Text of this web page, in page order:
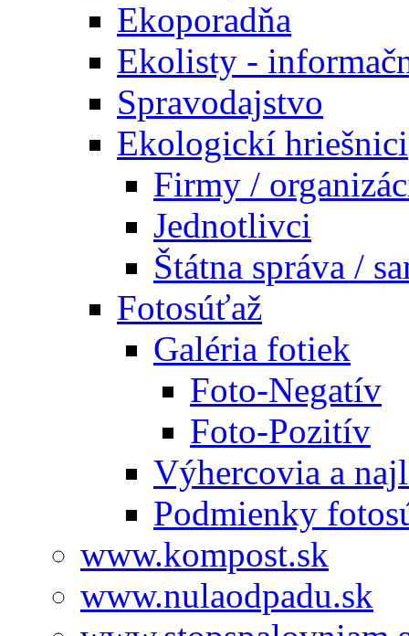
Ekoporadňa
Ekolisty -
Spravodajstvo
Ekologickí hriešnici
Firmy /
Jednotlivci
Štátna správa /
Fotosúťaž
Galéria fotiek
Foto-Negatív
Foto-Pozitív
Výhercovia a
Podmienky
www.kompost.sk
www.nulaodpadu.sk